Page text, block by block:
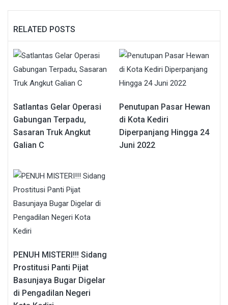
RELATED POSTS
Satlantas Gelar Operasi
Gabungan Terpadu,
Sasaran Truk Angkut
Galian C
Penutupan Pasar Hewan
di Kota Kediri
Diperpanjang Hingga 24
Juni 2022
PENUH MISTERI!!! Sidang
Prostitusi Panti Pijat
Basunjaya Bugar Digelar
di Pengadilan Negeri